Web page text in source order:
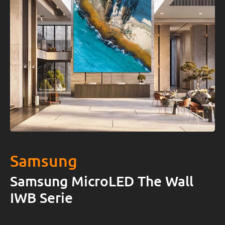
Samsung
Samsung MicroLED The Wall
IWB Serie